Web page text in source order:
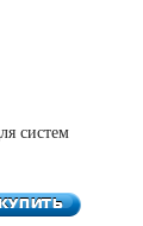
систем